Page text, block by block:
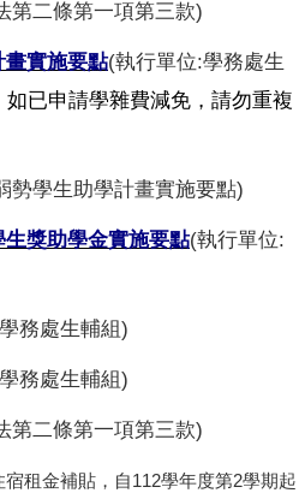
二條第一項第三款)
畫實施要點(執行單位:學務處生
已申請學雜費減免，請勿重複
生助學計畫實施要點)
獎助學金實施要點(執行單位:
務處生輔組)
務處生輔組)
二條第一項第三款)
租金補貼，自112學年度第2學期起